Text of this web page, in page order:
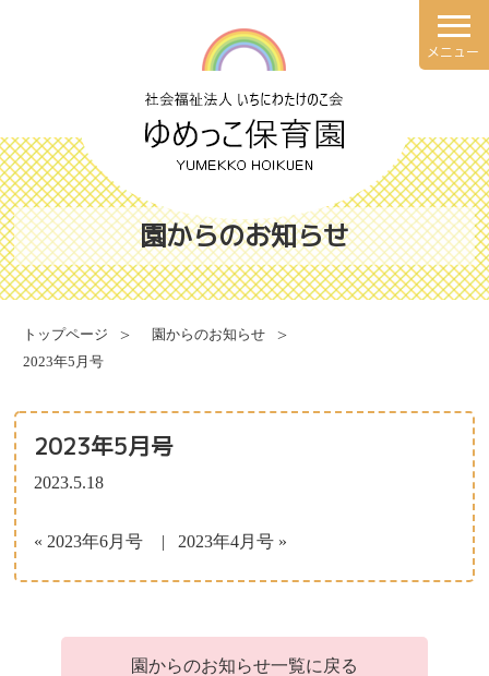
理念・方針
園の概要
施設案内
健康と安全・衛生・防災
園での一日
年間行事
子育て支援について
メニュー
園からのお知らせ
トップページ
園からのお知らせ
2023年5月号
2023年5月号
2023.5.18
« 2023年6月号 2023年4月号 »
園からのお知らせ一覧に戻る